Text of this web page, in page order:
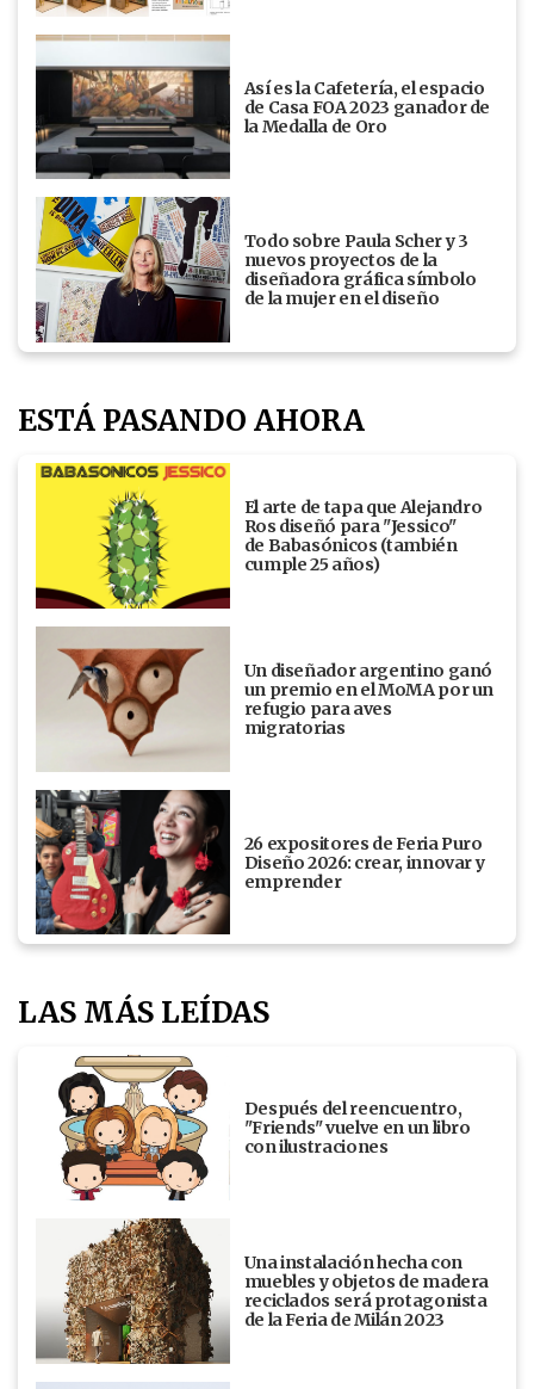
Así es la Cafetería, el espacio
de Casa FOA 2023 ganador de
la Medalla de Oro
Todo sobre Paula Scher y 3
nuevos proyectos de la
diseñadora gráfica símbolo
de la mujer en el diseño
ESTÁ PASANDO AHORA
El arte de tapa que Alejandro
Ros diseñó para "Jessico"
de Babasónicos (también
cumple 25 años)
Un diseñador argentino ganó
un premio en el MoMA por un
refugio para aves
migratorias
26 expositores de Feria Puro
Diseño 2026: crear, innovar y
emprender
LAS MÁS LEÍDAS
Después del reencuentro,
"Friends" vuelve en un libro
con ilustraciones
Una instalación hecha con
muebles y objetos de madera
reciclados será protagonista
de la Feria de Milán 2023